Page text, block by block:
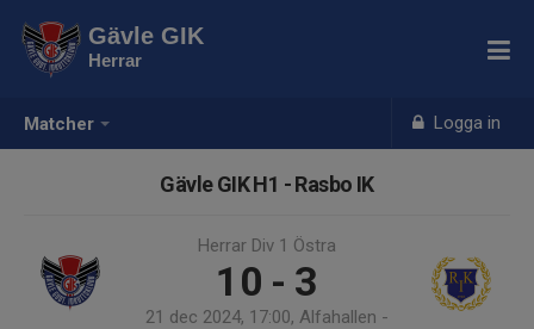
Matcher Logga in
Gävle GIK
Herrar
Gävle GIK H1 - Rasbo IK
Herrar Div 1 Östra
10 - 3
21 dec 2024, 17:00, Alfahallen -